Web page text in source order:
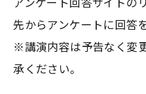
先からアンケートに回答
※講演内容は予告なく変
承ください。